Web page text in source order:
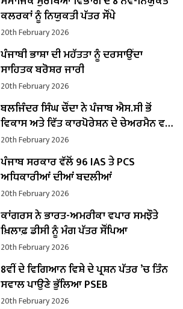
ਕਲਰਕਾਂ ਨੂੰ ਨਿਯੁਕਤੀ ਪੱਤਰ ਸੌਂਪੇ
20th February 2026
ਪੰਜਾਬੀ ਭਾਸ਼ਾ ਦੀ ਮਹੱਤਤਾ ਨੂੰ ਦਰਸਾਉਂਦਾ
ਸਾਹਿਤਕ ਬਰੋਸ਼ਰ ਜਾਰੀ
20th February 2026
ਬਲਜਿੰਦਰ ਸਿੰਘ ਚੌਂਦਾ ਨੇ ਪੰਜਾਬ ਐਸ.ਸੀ ਭੋਂ
ਵਿਕਾਸ ਅਤੇ ਵਿੱਤ ਕਾਰਪੋਰੇਸ਼ਨ ਦੇ ਚੇਅਰਮੈਨ ਵਜੋਂ
ਸੰਭਾਲਿਆ ਕਾਰਜਭਾਰ
20th February 2026
ਪੰਜਾਬ ਸਰਕਾਰ ਵੱਲੋਂ 96 IAS ਤੇ PCS
ਅਧਿਕਾਰੀਆਂ ਦੀਆਂ ਬਦਲੀਆਂ
20th February 2026
ਕਾਂਗਰਸ ਨੇ ਭਾਰਤ-ਅਮਰੀਕਾ ਵਪਾਰ ਸਮਝੌਤੇ
ਖ਼ਿਲਾਫ਼ ਡੀਸੀ ਨੂੰ ਮੰਗ ਪੱਤਰ ਸੌਂਪਿਆ
20th February 2026
8ਵੀਂ ਦੇ ਵਿਗਿਆਨ ਵਿਸ਼ੇ ਦੇ ਪ੍ਰਸ਼ਨ ਪੱਤਰ ’ਚ ਤਿੰਨ
ਸਵਾਲ ਪਾਉਣੇ ਭੁੱਲਿਆ PSEB
20th February 2026